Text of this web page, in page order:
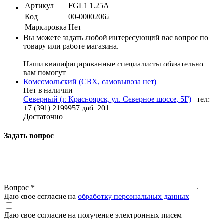
Артикул
FGL1 1.25А
Код
00-00002062
Маркировка Нет
Вы можете задать любой интересующий вас вопрос по
товару или работе магазина.
Наши квалифицированные специалисты обязательно
вам помогут.
Комсомольский (СВХ, самовывоза нет)
Нет в наличии
Северный (г. Красноярск, ул. Северное шоссе, 5Г)
тел:
+7 (391) 2199957 доб. 201
Достаточно
Задать вопрос
Вопрос *
Даю свое согласие на обработку персональных данных
Даю свое согласие на получение электронных писем